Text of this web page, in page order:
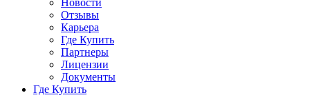
Новости
Отзывы
Карьера
Где Купить
Партнеры
Лицензии
Документы
Где Купить